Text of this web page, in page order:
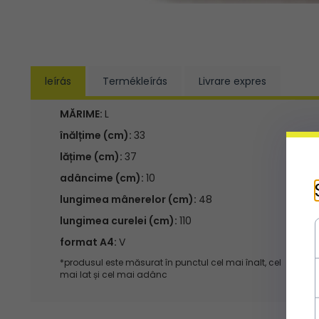
leírás Termékleírás Livrare expres
MĂRIME: L
înălțime (cm): 33
lățime (cm): 37
adâncime (cm): 10
lungimea mânerelor (cm): 48
lungimea curelei (cm): 110
format A4: V
*produsul este măsurat în punctul cel mai înalt, cel
mai lat și cel mai adânc